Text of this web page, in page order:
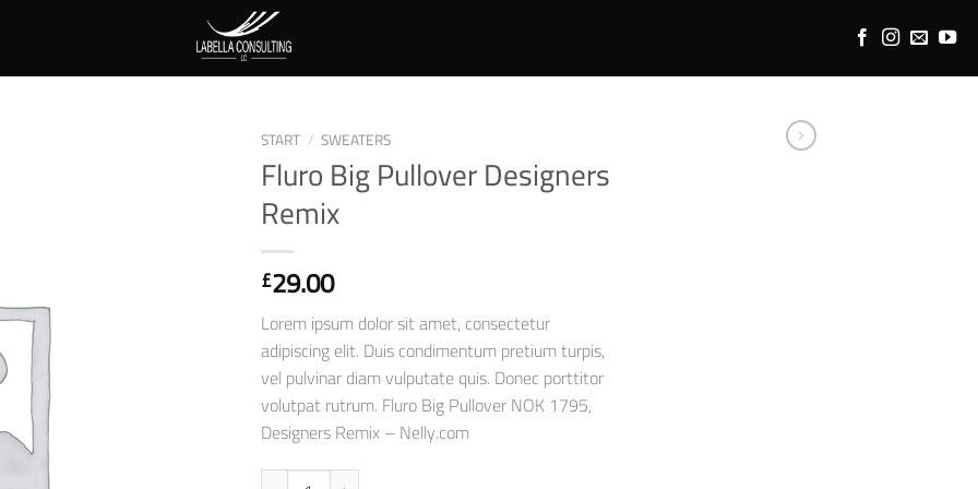
START / SWEATERS
Fluro Big Pullover Designers
Remix
£29.00
Lorem ipsum dolor sit amet, consectetur
adipiscing elit. Duis condimentum pretium turpis,
vel pulvinar diam vulputate quis. Donec porttitor
volutpat rutrum. Fluro Big Pullover NOK 1795,
Designers Remix – Nelly.com
Fluro Big Pullover Designers Remix Menge